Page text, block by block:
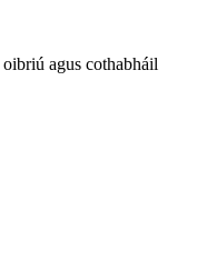
agus cothabháil